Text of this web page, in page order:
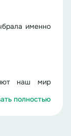
именно
наш мир
учиться и
полностью